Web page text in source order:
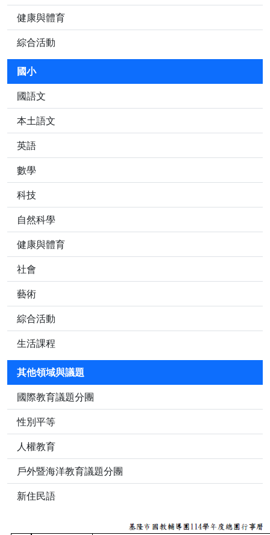
健康與體育
綜合活動
國小
國語文
本土語文
英語
數學
科技
自然科學
健康與體育
社會
藝術
綜合活動
生活課程
其他領域與議題
國際教育議題分團
性別平等
人權教育
戶外暨海洋教育議題分團
新住民語